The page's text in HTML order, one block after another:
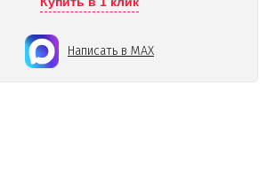
Написать в MAX